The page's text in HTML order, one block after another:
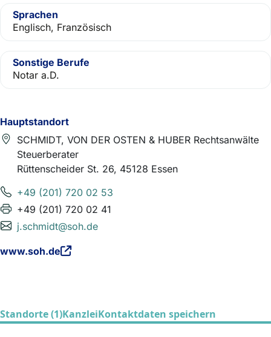
Hauptstandort
SCHMIDT, VON DER OSTEN & HUBER Rechtsanwälte
Steuerberater
Rüttenscheider St. 26, 45128 Essen
+49 (201) 720 02 53
+49 (201) 720 02 41
j.schmidt@soh.de
www.soh.de
Sprachen
Englisch, Französisch
Sonstige Berufe
Notar a.D.
Standorte (1)KanzleiKontaktdaten speichern